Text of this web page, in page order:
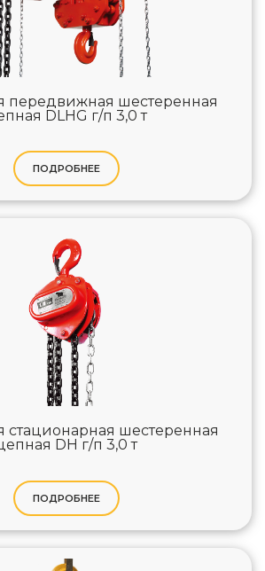
передвижная шестеренная
DLHG г/п 3,0 т
ПОДРОБНЕЕ
стационарная шестеренная
DH г/п 3,0 т
ПОДРОБНЕЕ